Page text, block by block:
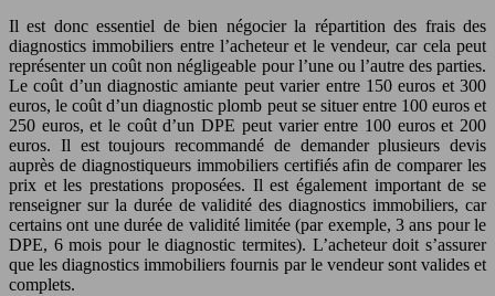
Il est donc essentiel de bien négocier la répartition des frais des
diagnostics immobiliers entre l’acheteur et le vendeur, car cela peut
représenter un coût non négligeable pour l’une ou l’autre des parties.
Le coût d’un diagnostic amiante peut varier entre 150 euros et 300
euros, le coût d’un diagnostic plomb peut se situer entre 100 euros et
250 euros, et le coût d’un DPE peut varier entre 100 euros et 200
euros. Il est toujours recommandé de demander plusieurs devis
auprès de diagnostiqueurs immobiliers certifiés afin de comparer les
prix et les prestations proposées. Il est également important de se
renseigner sur la durée de validité des diagnostics immobiliers, car
certains ont une durée de validité limitée (par exemple, 3 ans pour le
DPE, 6 mois pour le diagnostic termites). L’acheteur doit s’assurer
que les diagnostics immobiliers fournis par le vendeur sont valides et
complets.